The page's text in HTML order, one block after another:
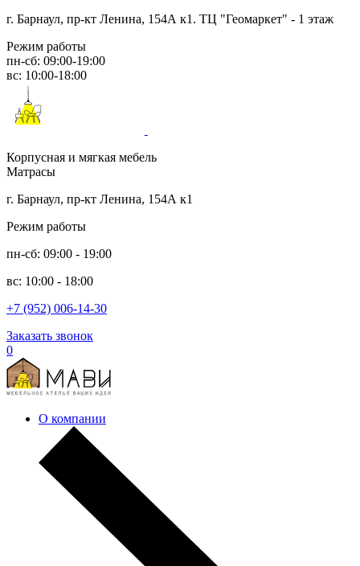
г. Барнаул, пр-кт Ленина, 154А к1. ТЦ "Геомаркет" - 1 этаж
Режим работы
пн-сб: 09:00-19:00
вс: 10:00-18:00
Корпусная и мягкая мебель
Матрасы
г. Барнаул, пр-кт Ленина, 154А к1
Режим работы
пн-сб: 09:00 - 19:00
вс: 10:00 - 18:00
+7 (952) 006-14-30
Заказать звонок
0
О компании